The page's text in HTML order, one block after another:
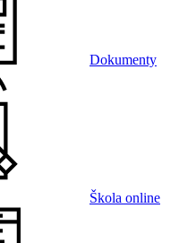
Dokumenty
Škola online